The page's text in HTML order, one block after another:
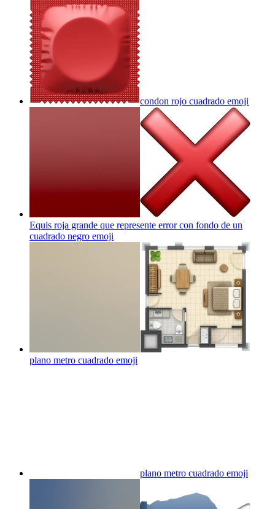
condon rojo cuadrado emoji
Equis roja grande que represente error con fondo de un
cuadrado negro emoji
plano metro cuadrado emoji
plano metro cuadrado emoji